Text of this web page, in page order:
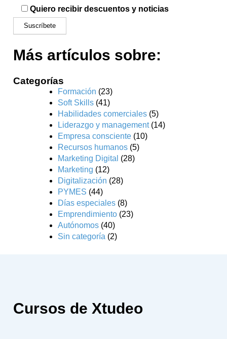
Quiero recibir descuentos y noticias
Más artículos sobre:
Categorías
Formación (23)
Soft Skills (41)
Habilidades comerciales (5)
Liderazgo y management(14)
Empresa consciente (10)
Recursos humanos (5)
Marketing Digital (28)
Marketing (12)
Digitalización (28)
PYMES (44)
Días especiales (8)
Emprendimiento (23)
Autónomos (40)
Sin categoría (2)
Cursos de Xtudeo